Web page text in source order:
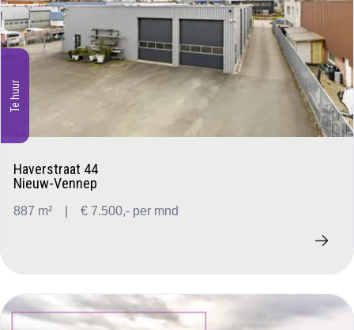
Te huur
Haverstraat 44
Nieuw-Vennep
887 m² € 7.500,- per mnd